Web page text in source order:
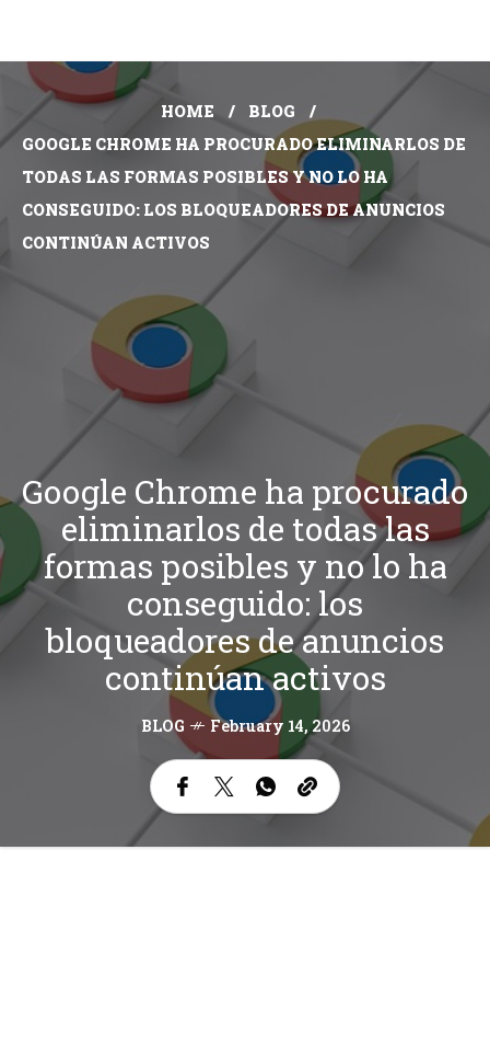
HOME
BLOG
GOOGLE CHROME HA PROCURADO ELIMINARLOS DE
TODAS LAS FORMAS POSIBLES Y NO LO HA
CONSEGUIDO: LOS BLOQUEADORES DE ANUNCIOS
CONTINÚAN ACTIVOS
Google Chrome ha procurado
eliminarlos de todas las
formas posibles y no lo ha
conseguido: los
bloqueadores de anuncios
continúan activos
BLOG February 14, 2026